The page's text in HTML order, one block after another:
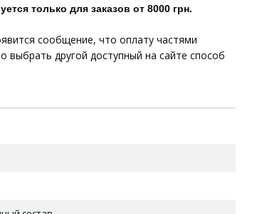
только для заказов от 8000 грн.
сообщение, что оплату частями
другой доступный на сайте способ